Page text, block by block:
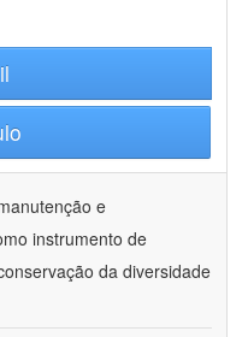
e
instrumento de
da diversidade